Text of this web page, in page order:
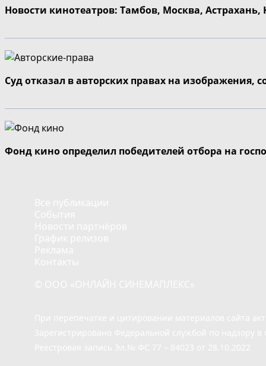
Новости кинотеатров: Тамбов, Москва,
Суд отказал в авторских правах на изображения,
Фонд кино определил победителей отбора на